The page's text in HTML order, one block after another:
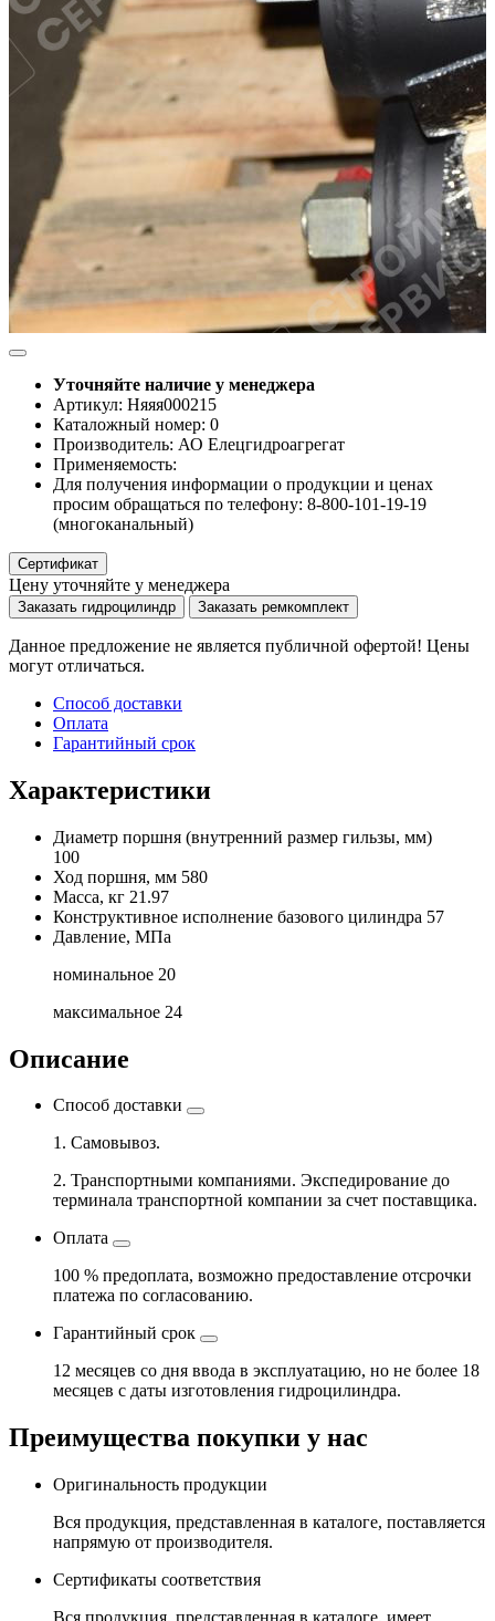
Уточняйте наличие у менеджера
Артикул: Няяя000215
Каталожный номер: 0
Производитель: АО Елецгидроагрегат
Применяемость:
Для получения информации о продукции и ценах
просим обращаться по телефону: 8-800-101-19-19
(многоканальный)
Сертификат
Цену уточняйте у менеджера
Заказать гидроцилиндр Заказать ремкомплект
Данное предложение не является публичной офертой! Цены
могут отличаться.
Способ доставки
Оплата
Гарантийный срок
Характеристики
Диаметр поршня (внутренний размер гильзы, мм)
100
Ход поршня, мм 580
Масса, кг 21.97
Конструктивное исполнение базового цилиндра 57
Давление, МПа
номинальное 20
максимальное 24
Описание
Способ доставки
1. Самовывоз.
2. Транспортными компаниями. Экспедирование до
терминала транспортной компании за счет поставщика.
Оплата
100 % предоплата, возможно предоставление отсрочки
платежа по согласованию.
Гарантийный срок
12 месяцев со дня ввода в эксплуатацию, но не более 18
месяцев с даты изготовления гидроцилиндра.
Преимущества покупки у нас
Оригинальность продукции
Вся продукция, представленная в каталоге, поставляется
напрямую от производителя.
Сертификаты соответствия